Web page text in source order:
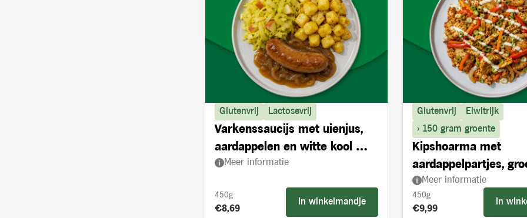
Glutenvrij Lactosevrij
Varkenssaucijs met uienjus,
aardappelen en witte kool met
kerrie en appelstukjes
Meer informatie
450g
Product prijs:
€8,69
In winkelmandje
Glutenvrij
Eiwitrijk
> 150 gram groente
Kipshoarma met
aardappelpartjes,
en knoflooksaus
Meer informatie
450g
Product prijs:
€9,99
In